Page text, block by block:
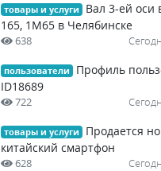
товары и услуги
Вал 3-ей оси
165, 1М65 в Челябинске
638
пользователи
Профиль
ID18689
722
товары и услуги
Продается
китайский смартфон
628